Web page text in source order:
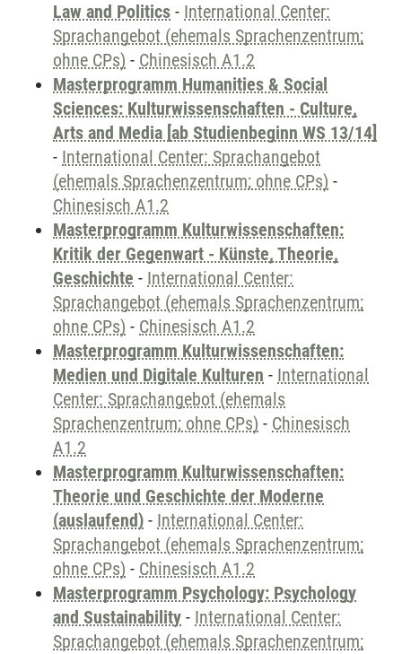
Law and Politics - International Center:
Sprachangebot (ehemals Sprachenzentrum;
ohne CPs) - Chinesisch A1.2
Masterprogramm Humanities & Social
Sciences: Kulturwissenschaften - Culture,
Arts and Media [ab Studienbeginn WS 13/14]
- International Center: Sprachangebot
(ehemals Sprachenzentrum; ohne CPs) -
Chinesisch A1.2
Masterprogramm Kulturwissenschaften:
Kritik der Gegenwart - Künste, Theorie,
Geschichte - International Center:
Sprachangebot (ehemals Sprachenzentrum;
ohne CPs) - Chinesisch A1.2
Masterprogramm Kulturwissenschaften:
Medien und Digitale Kulturen - International
Center: Sprachangebot (ehemals
Sprachenzentrum; ohne CPs) - Chinesisch
A1.2
Masterprogramm Kulturwissenschaften:
Theorie und Geschichte der Moderne
(auslaufend) - International Center:
Sprachangebot (ehemals Sprachenzentrum;
ohne CPs) - Chinesisch A1.2
Masterprogramm Psychology: Psychology
and Sustainability - International Center:
Sprachangebot (ehemals Sprachenzentrum;